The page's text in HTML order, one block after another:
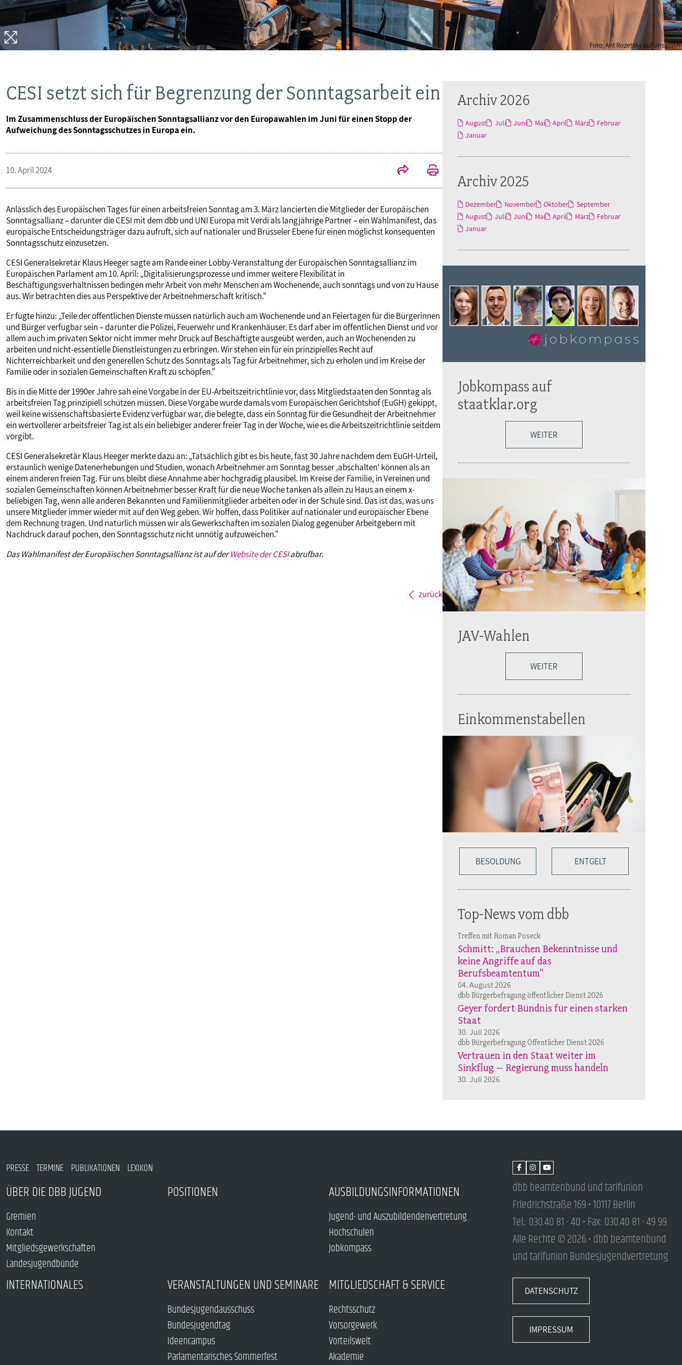
Landesjugendbünde
VERANSTALTUNGEN UND SEMINARE
Ideencampus
Parlamentarisches Sommerfest
MITGLIEDSCHAFT & SERVICE
Akademie
Verlag
CESI setzt sich für Begrenzung der Sonntagsarbeit ein
Im Zusammenschluss der Europäischen Sonntagsallianz vor den Europawahlen im Juni für einen Stopp der
Aufweichung des Sonntagsschutzes in Europa ein.
10. April 2024
Anlässlich des Europäischen Tages für einen arbeitsfreien Sonntag am 3. März lancierten die Mitglieder der Europäischen
Sonntagsallianz – darunter die CESI mit dem dbb und UNI Europa mit Verdi als langjährige Partner – ein Wahlmanifest, das
europäische Entscheidungsträger dazu aufruft, sich auf nationaler und Brüsseler Ebene für einen möglichst konsequenten
Sonntagsschutz einzusetzen.
CESI Generalsekretär Klaus Heeger sagte am Rande einer Lobby-Veranstaltung der Europäischen Sonntagsallianz im
Europäischen Parlament am 10. April: „Digitalisierungsprozesse und immer weitere Flexibilität in
Beschäftigungsverhältnissen bedingen mehr Arbeit von mehr Menschen am Wochenende, auch sonntags und von zu Hause
aus. Wir betrachten dies aus Perspektive der Arbeitnehmerschaft kritisch.”
Er fügte hinzu: „Teile der öffentlichen Dienste müssen natürlich auch am Wochenende und an Feiertagen für die Bürgerinnen
und Bürger verfügbar sein – darunter die Polizei, Feuerwehr und Krankenhäuser. Es darf aber im öffentlichen Dienst und vor
allem auch im privaten Sektor nicht immer mehr Druck auf Beschäftigte ausgeübt werden, auch an Wochenenden zu
arbeiten und nicht-essentielle Dienstleistungen zu erbringen. Wir stehen ein für ein prinzipielles Recht auf
Nichterreichbarkeit und den generellen Schutz des Sonntags als Tag für Arbeitnehmer, sich zu erholen und im Kreise der
Familie oder in sozialen Gemeinschaften Kraft zu schöpfen.”
Bis in die Mitte der 1990er Jahre sah eine Vorgabe in der EU-Arbeitszeitrichtlinie vor, dass Mitgliedstaaten den Sonntag als
arbeitsfreien Tag prinzipiell schützen müssen. Diese Vorgabe wurde damals vom Europäischen Gerichtshof (EuGH) gekippt,
weil keine wissenschaftsbasierte Evidenz verfügbar war, die belegte, dass ein Sonntag für die Gesundheit der Arbeitnehmer
ein wertvollerer arbeitsfreier Tag ist als ein beliebiger anderer freier Tag in der Woche, wie es die Arbeitszeitrichtlinie seitdem
vorgibt.
CESI Generalsekretär Klaus Heeger merkte dazu an: „Tatsächlich gibt es bis heute, fast 30 Jahre nachdem dem EuGH-Urteil,
erstaunlich wenige Datenerhebungen und Studien, wonach Arbeitnehmer am Sonntag besser ‚abschalten‘ können als an
einem anderen freien Tag. Für uns bleibt diese Annahme aber hochgradig plausibel. Im Kreise der Familie, in Vereinen und
sozialen Gemeinschaften können Arbeitnehmer besser Kraft für die neue Woche tanken als allein zu Haus an einem x-
beliebigen Tag, wenn alle anderen Bekannten und Familienmitglieder arbeiten oder in der Schule sind. Das ist das, was uns
unsere Mitglieder immer wieder mit auf den Weg geben. Wir hoffen, dass Politiker auf nationaler und europäischer Ebene
dem Rechnung tragen. Und natürlich müssen wir als Gewerkschaften im sozialen Dialog gegenüber Arbeitgebern mit
Nachdruck darauf pochen, den Sonntagsschutz nicht unnötig aufzuweichen."
Das Wahlmanifest der Europäischen Sonntagsallianz ist auf derWebsite der CESIabrufbar.
zurück
Archiv 2026
August Juli Juni Mai April März
Februar
Januar
Archiv 2025
Dezember November Oktober
September
August
Juli Juni Mai April März
Februar
Januar
Jobkompass auf
staatklar.org
WEITER
JAV-Wahlen
WEITER
Einkommenstabellen
BESOLDUNG ENTGELT
Top-News vom dbb
Treffen mit Roman Poseck
Schmitt: „Brauchen Bekenntnisse und
keine Angriffe auf das
Berufsbeamtentum“
04. August 2026
dbb Bürgerbefragung öffentlicher Dienst 2026
Geyer fordert Bündnis für einen starken
Staat
30. Juli 2026
dbb Bürgerbefragung Öffentlicher Dienst 2026
Vertrauen in den Staat weiter im
Sinkflug – Regierung muss handeln
30. Juli 2026
PRESSE TERMINE PUBLIKATIONEN LEXIKON
ÜBER DIE DBB JUGEND
Gremien
Kontakt
Mitgliedsgewerkschaften
Landesjugendbünde
POSITIONEN AUSBILDUNGSINFORMATIONEN
Jugend- und Auszubildendenvertretung
Hochschulen
Jobkompass
INTERNATIONALES VERANSTALTUNGEN UND SEMINARE
Bundesjugendausschuss
Bundesjugendtag
Ideencampus
Parlamentarisches Sommerfest
MITGLIEDSCHAFT & SERVICE
Rechtsschutz
Vorsorgewerk
Vorteilswelt
Akademie
dbb beamtenbund und tarifunion
Friedrichstraße 169 • 10117 Berlin
Tel.: 030.40 81 - 40 • Fax: 030.40 81 - 49 99
Alle Rechte © 2026 • dbb beamtenbund
und tarifunion Bundesjugendvertretung
DATENSCHUTZ
IMPRESSUM